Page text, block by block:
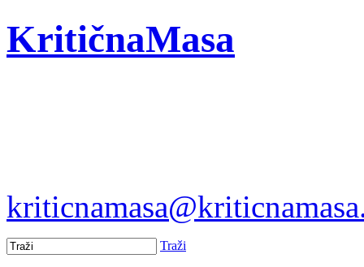
KritičnaMasa
Traži